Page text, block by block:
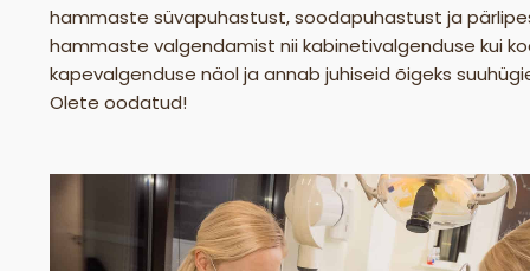
hammaste süvapuhastust, soodapuhastust ja
hammaste valgendamist nii kabinetivalgenduse kui
kapevalgenduse näol ja annab juhiseid õigeks
Olete oodatud!